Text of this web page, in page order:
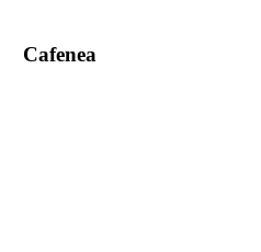
Cafenea